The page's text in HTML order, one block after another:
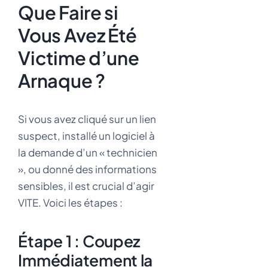
Que Faire si
Vous Avez Été
Victime d’une
Arnaque ?
Si vous avez cliqué sur un lien
suspect, installé un logiciel à
la demande d’un « technicien
», ou donné des informations
sensibles, il est crucial d’agir
VITE. Voici les étapes :
Étape 1 : Coupez
Immédiatement la